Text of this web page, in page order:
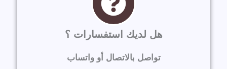
هل لديك استفسارات ؟
تواصل بالاتصال أو واتساب